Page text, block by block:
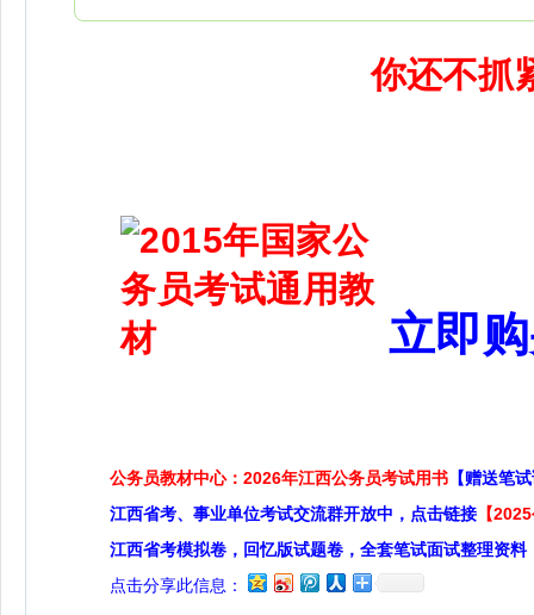
你还不抓
立即
公务员教材中心：2026年江西公务员考试用书 【赠送笔
江西省考、事业单位考试交流群开放中，点击链接 【
江西省考模拟卷，回忆版试题卷，全套笔试面试整理资料
点击分享此信息：